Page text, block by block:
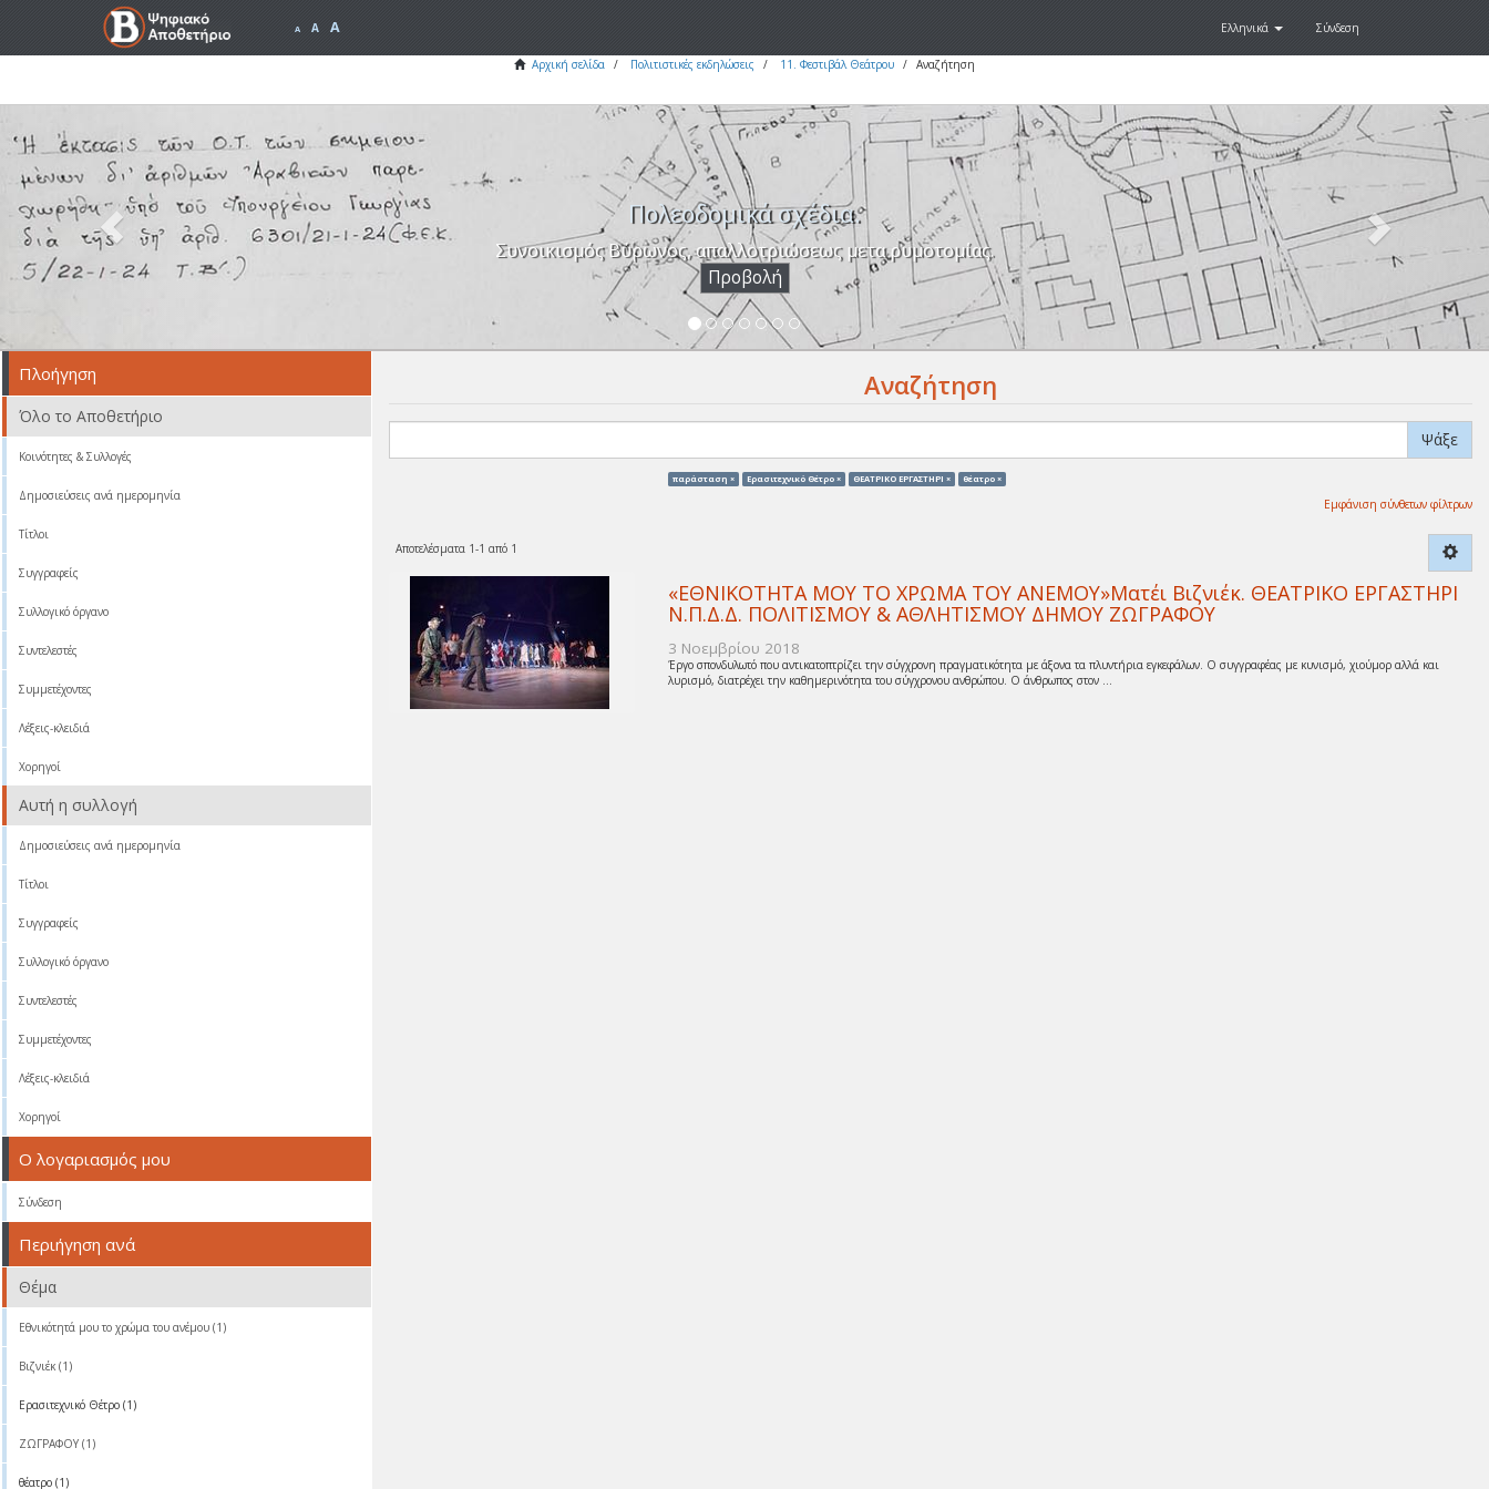
A A A Ελληνικά Σύνδεση
Αρχική σελίδα Πολιτιστικές εκδηλώσεις 11. Φεστιβάλ Θεάτρου Αναζήτηση
Πολεοδομικά σχέδια.
Συνοικισμός Βύρωνος, απαλλοτριώσεως μετα ρυμοτομίας.
Προβολή
Next
Αναζήτηση
Ψάξε
παράσταση × Ερασιτεχνικό Θέτρο × ΘΕΑΤΡΙΚΟ ΕΡΓΑΣΤΗΡΙ × θέατρο ×
Εμφάνιση σύνθετων φίλτρων
Αποτελέσματα 1-1 από 1
«ΕΘΝΙΚΟΤΗΤΑ ΜΟΥ ΤΟ ΧΡΩΜΑ ΤΟΥ ΑΝΕΜΟΥ»Ματέι Βιζνιέκ. ΘΕΑΤΡΙΚΟ ΕΡΓΑΣΤΗΡΙ
Ν.Π.Δ.Δ. ΠΟΛΙΤΙΣΜΟΥ & ΑΘΛΗΤΙΣΜΟΥ ΔΗΜΟΥ ΖΩΓΡΑΦΟΥ
3 Νοεμβρίου 2018
Έργο σπονδυλωτό που αντικατοπτρίζει την σύγχρονη πραγματικότητα με άξονα τα πλυντήρια εγκεφάλων. Ο συγγραφέας με κυνισμό, χιούμορ αλλά και
λυρισμό, διατρέχει την καθημερινότητα του σύγχρονου ανθρώπου. Ο άνθρωπος στον ...
Πλοήγηση
Όλο το Αποθετήριο
Κοινότητες & Συλλογές
Δημοσιεύσεις ανά ημερομηνία
Τίτλοι
Συγγραφείς
Συλλογικό όργανο
Συντελεστές
Συμμετέχοντες
Λέξεις-κλειδιά
Χορηγοί
Αυτή η συλλογή
Δημοσιεύσεις ανά ημερομηνία
Τίτλοι
Συγγραφείς
Συλλογικό όργανο
Συντελεστές
Συμμετέχοντες
Λέξεις-κλειδιά
Χορηγοί
Ο λογαριασμός μου
Σύνδεση
Περιήγηση ανά
Θέμα
Eθνικότητά μου το χρώμα του ανέμου (1)
Βιζνιέκ (1)
Ερασιτεχνικό Θέτρο (1)
ΖΩΓΡΑΦΟΥ (1)
θέατρο (1)